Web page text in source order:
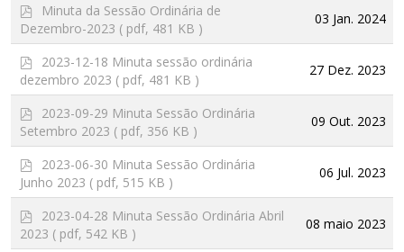
d
f
Minuta da Sessão Ordinária de
Dezembro-2023 ( pdf, 481 KB )
03 Jan. 2024
d
f
2023-12-18 Minuta sessão ordinária
dezembro 2023 ( pdf, 481 KB )
27 Dez. 2023
d
f
2023-09-29 Minuta Sessão Ordinária
Setembro 2023 ( pdf, 356 KB )
09 Out. 2023
d
f
2023-06-30 Minuta Sessão Ordinária
Junho 2023 ( pdf, 515 KB )
06 Jul. 2023
d
f
2023-04-28 Minuta Sessão Ordinária Abril
2023 ( pdf, 542 KB )
08 maio 2023